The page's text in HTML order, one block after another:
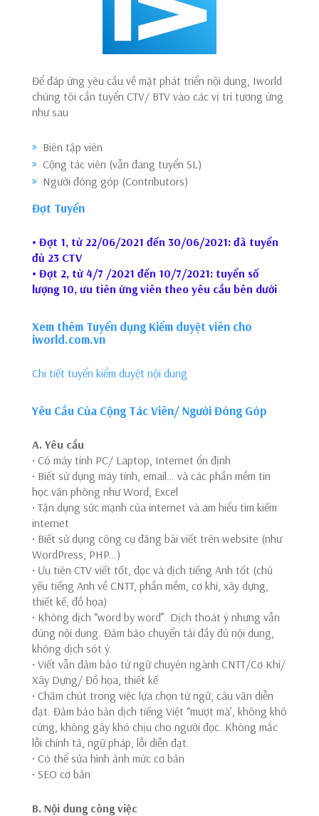
Để đáp ứng yêu cầu về mặt phát triển nội dung, Iworld
chúng tôi cần tuyển CTV/ BTV vào các vị trí tương ứng
như sau
Biên tập viên
Cộng tác viên (vẫn đang tuyển SL)
Người đóng góp (Contributors)
Đợt Tuyển
• Đợt 1, từ 22/06/2021 đến 30/06/2021: đã tuyển
đủ 23 CTV
• Đợt 2, từ 4/7 /2021 đến 10/7/2021: tuyển số
lượng 10, ưu tiên ứng viên theo yêu cầu bên dưới
Xem thêm Tuyển dụng Kiểm duyệt viên cho
iworld.com.vn
Chi tiết tuyển kiểm duyệt nội dung
Yêu Cầu Của Cộng Tác Viên/ Người Đóng Góp
A. Yêu cầu
• Có máy tính PC/ Laptop, Internet ổn định
• Biết sử dụng máy tính, email… và các phần mềm tin
học văn phòng như Word, Excel
• Tận dụng sức mạnh của internet và am hiểu tìm kiếm
internet
• Biết sử dụng công cụ đăng bài viết trên website (như
WordPress, PHP…)
• Ưu tiên CTV viết tốt, đọc và dịch tiếng Anh tốt (chủ
yếu tiếng Anh về CNTT, phần mềm, cơ khí, xây dựng,
thiết kế, đồ họa)
• Không dịch “word by word”. Dịch thoát ý nhưng vẫn
đúng nội dung. Đảm bảo chuyển tải đầy đủ nội dung,
không dịch sót ý.
• Viết vẫn đảm bảo từ ngữ chuyên ngành CNTT/Cơ Khí/
Xây Dựng/ Đồ họa, thiết kế
• Chăm chút trong việc lựa chọn từ ngữ, câu văn diễn
đạt. Đảm bảo bản dịch tiếng Việt “mượt mà’, không khô
cứng, không gây khó chịu cho người đọc. Không mắc
lỗi chính tả, ngữ pháp, lỗi diễn đạt.
• Có thể sửa hình ảnh mức cơ bản
• SEO cơ bản
B. Nội dung công việc